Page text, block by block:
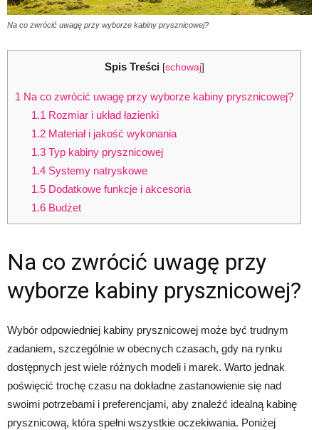
Na co zwrócić uwagę przy wyborze kabiny prysznicowej?
Spis Treści [schowaj]
1 Na co zwrócić uwagę przy wyborze kabiny prysznicowej?
1.1 Rozmiar i układ łazienki
1.2Materiał i jakość wykonania
1.3Typ kabiny prysznicowej
1.4Systemy natryskowe
1.5Dodatkowe funkcje i akcesoria
1.6Budżet
Na co zwrócić uwagę przy
wyborze kabiny prysznicowej?
Wybór odpowiedniej kabiny prysznicowej może być trudnym
zadaniem, szczególnie w obecnych czasach, gdy na rynku
dostępnych jest wiele różnych modeli i marek. Warto jednak
poświęcić trochę czasu na dokładne zastanowienie się nad
swoimi potrzebami i preferencjami, aby znaleźć idealną kabinę
prysznicową, która spełni wszystkie oczekiwania. Poniżej